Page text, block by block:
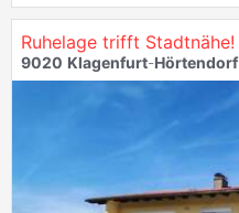
9020 Klagenfurt-Hörtendorf